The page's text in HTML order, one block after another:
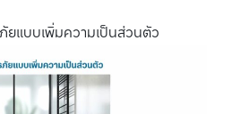
ยแบบเพิ่มความเป็นส่วนตัว